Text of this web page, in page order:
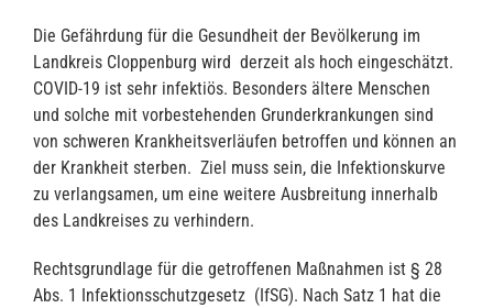
Die Gefährdung für die Gesundheit der Bevölkerung im
Landkreis Cloppenburg wird derzeit als hoch eingeschätzt.
COVID-19 ist sehr infektiös. Besonders ältere Menschen
und solche mit vorbestehenden Grunderkrankungen sind
von schweren Krankheitsverläufen betroffen und können an
der Krankheit sterben. Ziel muss sein, die Infektionskurve
zu verlangsamen, um eine weitere Ausbreitung innerhalb
des Landkreises zu verhindern.
Rechtsgrundlage für die getroffenen Maßnahmen ist § 28
Abs. 1 Infektionsschutzgesetz (IfSG). Nach Satz 1 hat die